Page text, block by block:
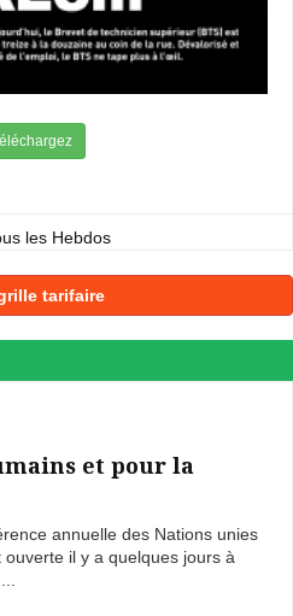
les Hebdos
tarifaire
et pour la
annuelle des Nations unies
il y a quelques jours à